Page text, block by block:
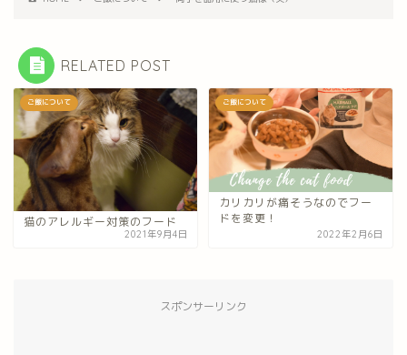
RELATED POST
ご飯について
猫のアレルギー対策のフード
2021年9月4日
ご飯について
カリカリが痛そうなのでフー
ドを変更！
2022年2月6日
スポンサーリンク